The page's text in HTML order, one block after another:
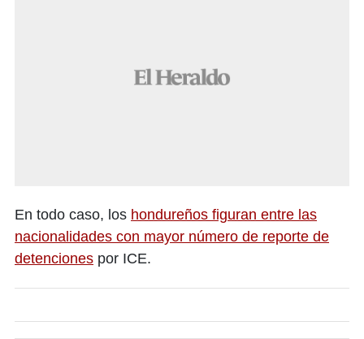
En todo caso, los hondureños figuran entre las
nacionalidades con mayor número de reporte de
detenciones por ICE.